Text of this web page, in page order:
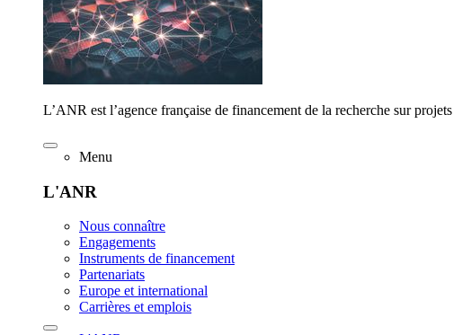
L’ANR est l’agence française de financement de la recherche sur projets
Menu
L'ANR
Nous connaître
Engagements
Instruments de financement
Partenariats
Europe et international
Carrières et emplois